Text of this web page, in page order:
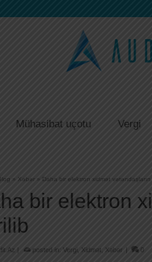
Mühasibat uçotu Vergi
» Xəbər » Daha bir elektron xidmət
bir elektron
| posted in: Vergi, Xidmət Xəbər | 0